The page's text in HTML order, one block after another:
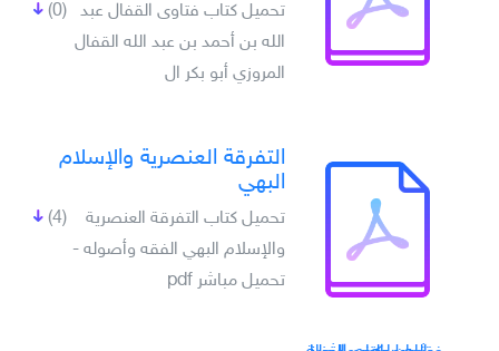
(0)
تحميل كتاب فتاوى القفال عبد
الله بن أحمد بن عبد الله القفال
المروزي أبو بكر ال
التفرقة العنصرية والإسلام
البهي
(4)
تحميل كتاب التفرقة العنصرية
والإسلام البهي الفقه وأصوله -
تحميل مباشر pdf